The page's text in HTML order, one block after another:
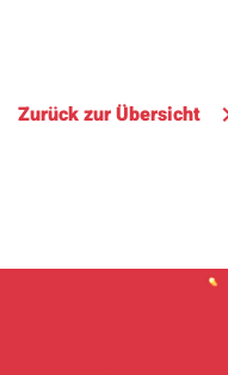
Zurück zur Übersicht